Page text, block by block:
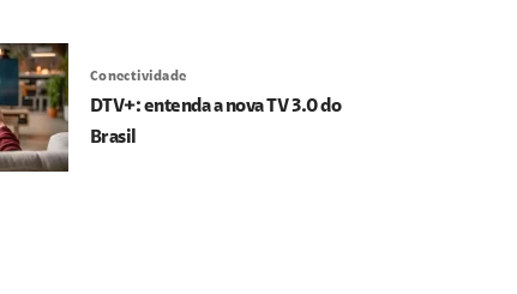
Conectividade
DTV+: entenda a nova TV 3.0 do
Brasil